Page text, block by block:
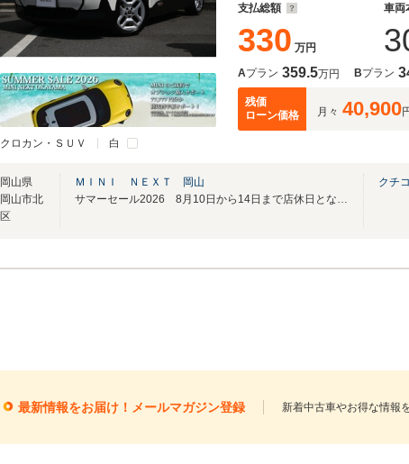
クロカン・ＳＵＶ 白
支払総額
330 万円
車両
Aプラン 359.5万円 Bプラン
残価
ローン価格
月々 40,900
岡山県
岡山市北
区
ＭＩＮＩ ＮＥＸＴ 岡山
サマーセール2026 8月10日から14日まで店休日となります。
クチ
最新情報をお届け！メールマガジン登録 新着中古車やお得な情報